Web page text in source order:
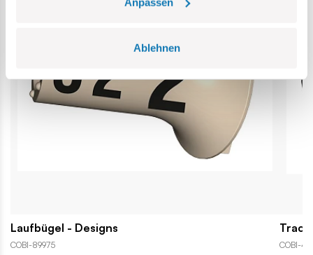
Ablehnen
Laufbügel - Designs
COBI-89975 COBI-